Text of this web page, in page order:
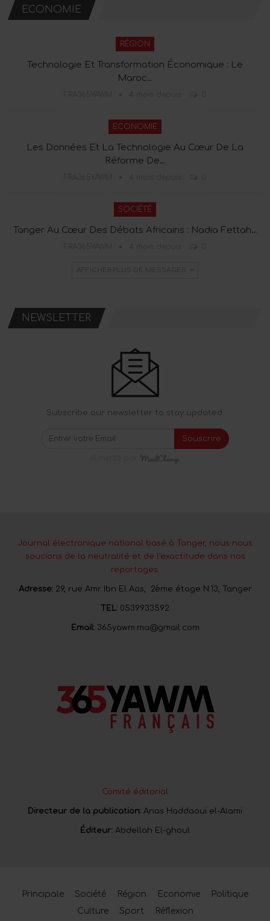
ECONOMIE
RÉGION
Technologie Et Transformation Économique : Le
Maroc…
ECONOMIE
Les Données Et La Technologie Au Cœur De La
Réforme De…
SOCIÉTÉ
Tanger Au Cœur Des Débats Africains : Nadia Fettah…
AFFICHER PLUS DE MESSAGES
NEWSLETTER
Subscribe our newsletter to stay updated.
Souscrire
Journal électronique national basé à Tanger, nous nous
soucions de la neutralité et de l’exactitude dans nos
reportages.
Adresse: 29, rue Amr Ibn El Aas, 2ème étage N:13, Tanger
TEL: 0539933592
Email: 365yawm.ma@gmail.com
Comité éditorial
Directeur de la publication: Anas Haddaoui el-Alami
Éditeur: Abdellah El-ghoul
Principale Société Région Economie
Politique
Culture
Sport Réflexion